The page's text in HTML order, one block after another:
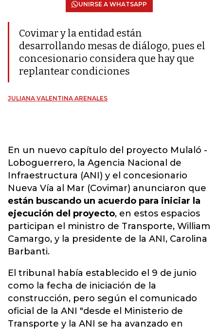
UNIRSE A WHATSAPP
Covimar y la entidad están
desarrollando mesas de diálogo, pues el
concesionario considera que hay que
replantear condiciones
JULIANA VALENTINA ARENALES
En un nuevo capítulo del proyecto Mulaló -
Loboguerrero, la Agencia Nacional de
Infraestructura (ANI) y el concesionario
Nueva Vía al Mar (Covimar) anunciaron que
están buscando un acuerdo para iniciar la
ejecución del proyecto, en estos espacios
participan el ministro de Transporte, William
Camargo, y la presidente de la ANI, Carolina
Barbanti.
El tribunal había establecido el 9 de junio
como la fecha de iniciación de la
construcción, pero según el comunicado
oficial de la ANI "desde el Ministerio de
Transporte y la ANI se ha avanzado en